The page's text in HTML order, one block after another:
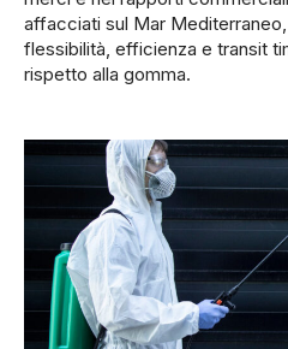
affacciati sul Mar
flessibilità, efficienza e transit
rispetto alla gomma.